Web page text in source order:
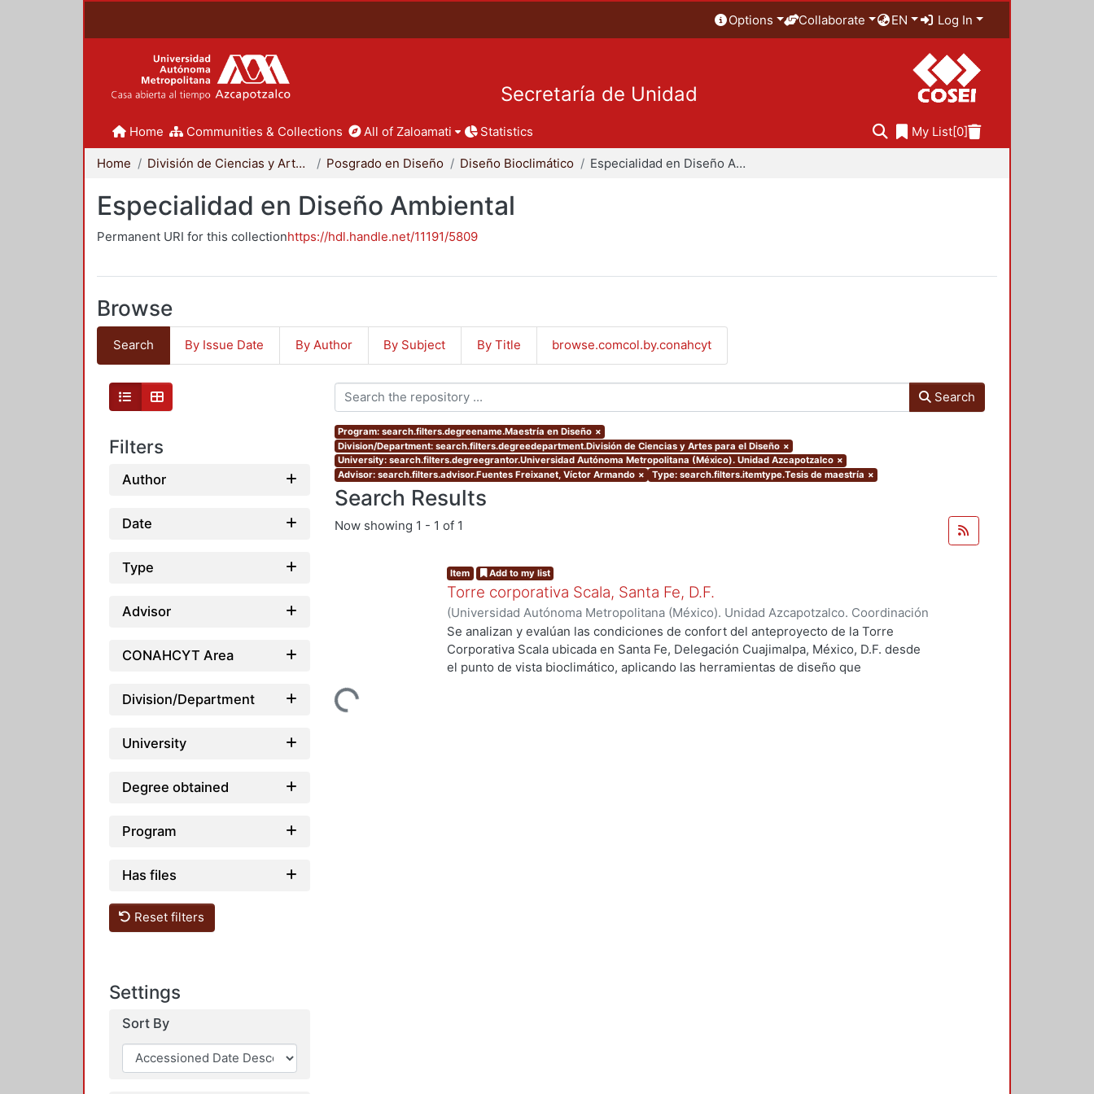
Options Collaborate EN Log In
Secretaría de Unidad
Home Communities & Collections All of Zaloamati Statistics My List[0]
Home División de Ciencias y Artes para el Diseño Posgrado en Diseño Diseño Bioclimático Especialidad en Diseño Ambiental
Especialidad en Diseño Ambiental
Permanent URI for this collectionhttps://hdl.handle.net/11191/5809
Browse
Search By Issue Date By Author By Subject By Title browse.comcol.by.conahcyt
Filters
Author
Date
Type
Advisor
CONAHCYT Area
Division/Department
University
Degree obtained
Program
Has files
Reset filters
Settings
Sort By
Search
Program: search.filters.degreename.Maestría en Diseño ×
Division/Department: search.filters.degreedepartment.División de Ciencias y Artes para el Diseño ×
University: search.filters.degreegrantor.Universidad Autónoma Metropolitana (México). Unidad Azcapotzalco ×
Advisor: search.filters.advisor.Fuentes Freixanet, Víctor Armando × Type: search.filters.itemtype.Tesis de maestría ×
Search Results
Now showing 1 - 1 of 1
Loading...
Item Add to my list
Torre corporativa Scala, Santa Fe, D.F.
(Universidad Autónoma Metropolitana (México). Unidad Azcapotzalco. Coordinación
de Servicios de Información.,1999)Corro Eguia, Guillermo Heriberto
Se analizan y evalúan las condiciones de confort del anteproyecto de la Torre
Corporativa Scala ubicada en Santa Fe, Delegación Cuajimalpa, México, D.F. desde
el punto de vista bioclimático, aplicando las herramientas de diseño que